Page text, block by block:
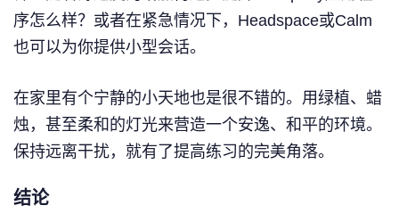
序怎么样？或者在紧急情况下，Headspace或Calm
也可以为你提供小型会话。
在家里有个宁静的小天地也是很不错的。用绿植、蜡
烛，甚至柔和的灯光来营造一个安逸、和平的环境。
保持远离干扰，就有了提高练习的完美角落。
结论